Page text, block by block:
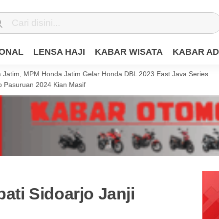
LENSA HAJI KABAR WISATA KABAR
MPM Honda Jatim Gelar Honda DBL 2023 East Java Series
Pasuruan 2024 Kian Masif
Sidoarjo Janji